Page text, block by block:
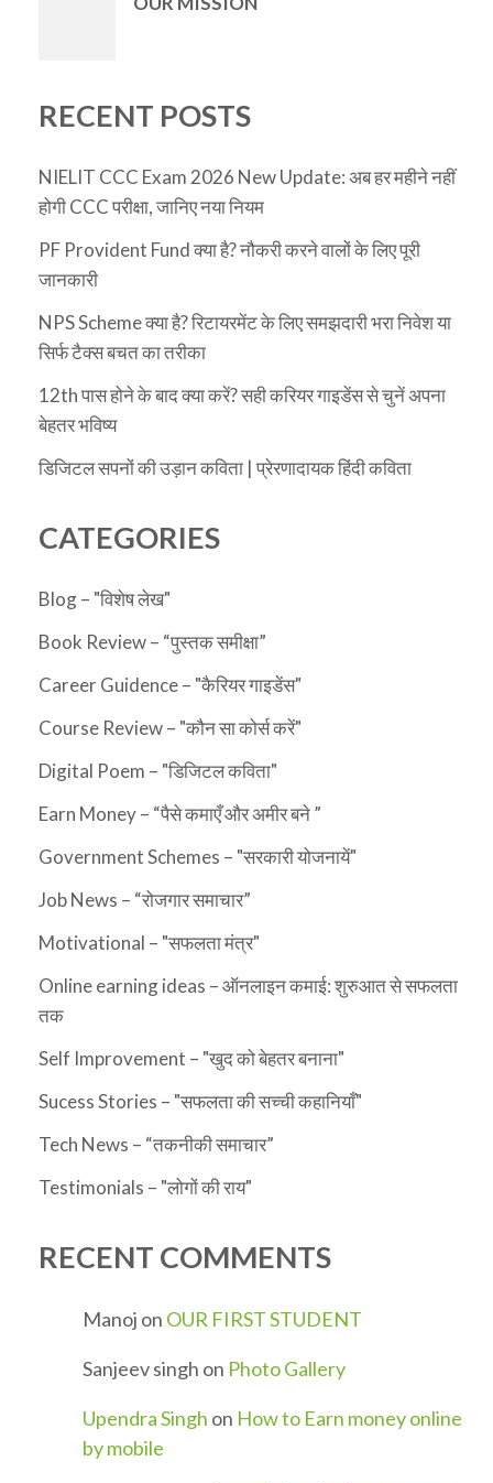
RECENT POSTS
NIELIT CCC Exam 2026 New Update: अब हर महीने नहीं
होगी CCC परीक्षा, जानिए नया नियम
PF Provident Fund क्या है? नौकरी करने वालों के लिए पूरी
जानकारी
NPS Scheme क्या है? रिटायरमेंट के लिए समझदारी भरा निवेश या
सिर्फ टैक्स बचत का तरीका
12th पास होने के बाद क्या करें? सही करियर गाइडेंस से चुनें अपना
बेहतर भविष्य
डिजिटल सपनों की उड़ान कविता | प्रेरणादायक हिंदी कविता
CATEGORIES
Blog – "विशेष लेख"
Book Review – “पुस्तक समीक्षा”
Career Guidence – "कैरियर गाइडेंस"
Course Review – "कौन सा कोर्स करें"
Digital Poem – "डिजिटल कविता"
Earn Money – “पैसे कमाएँ और अमीर बने ”
Government Schemes – "सरकारी योजनायें"
Job News – “रोजगार समाचार”
Motivational – "सफलता मंत्र"
Online earning ideas – ऑनलाइन कमाई: शुरुआत से सफलता
तक
Self Improvement – "खुद को बेहतर बनाना"
Sucess Stories – "सफलता की सच्ची कहानियाँ"
Tech News – “तकनीकी समाचार”
Testimonials – "लोगों की राय"
RECENT COMMENTS
Manoj on OUR FIRST STUDENT
Sanjeev singh on Photo Gallery
Upendra Singh on How to Earn money online
by mobile